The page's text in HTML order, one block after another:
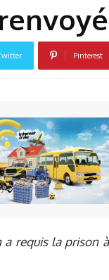
Pinterest
a requis la prison